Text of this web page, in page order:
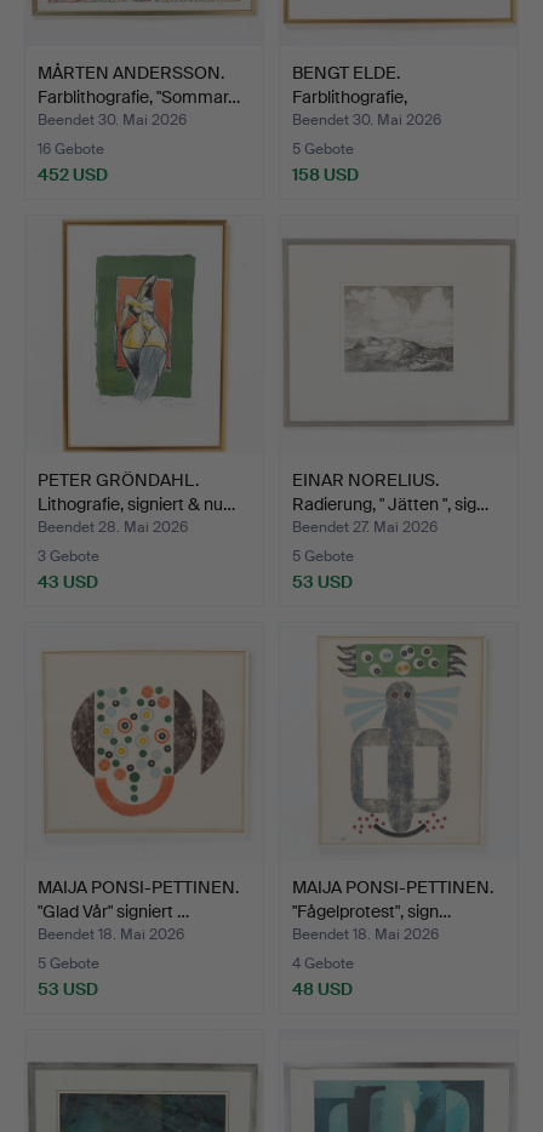
MÅRTEN ANDERSSON.
Farblithografie, "Sommar…
Beendet 30. Mai 2026
16 Gebote
452 USD
BENGT ELDE.
Farblithografie,
Stockholmsmot…
Beendet 30. Mai 2026
5 Gebote
158 USD
PETER GRÖNDAHL.
Lithografie, signiert & nu…
Beendet 28. Mai 2026
3 Gebote
43 USD
EINAR NORELIUS.
Radierung, " Jätten ", sig…
Beendet 27. Mai 2026
5 Gebote
53 USD
MAIJA PONSI-PETTINEN.
"Glad Vår" signiert …
Beendet 18. Mai 2026
5 Gebote
53 USD
MAIJA PONSI-PETTINEN.
"Fågelprotest", sign…
Beendet 18. Mai 2026
4 Gebote
48 USD